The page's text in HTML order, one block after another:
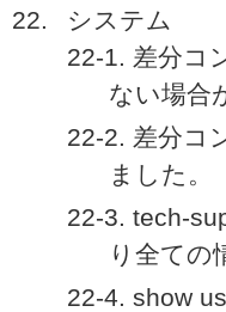
システム
22-1. 差分コ
ない場合
22-2. 差分コ
ました。
22-3. tech-
り全ての
22-4. show